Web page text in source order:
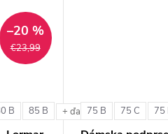
€23,99
–20 %
B 85 B + ďalšie75 B 75 C 75